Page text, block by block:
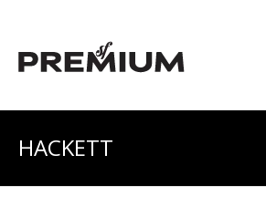
HACKETT